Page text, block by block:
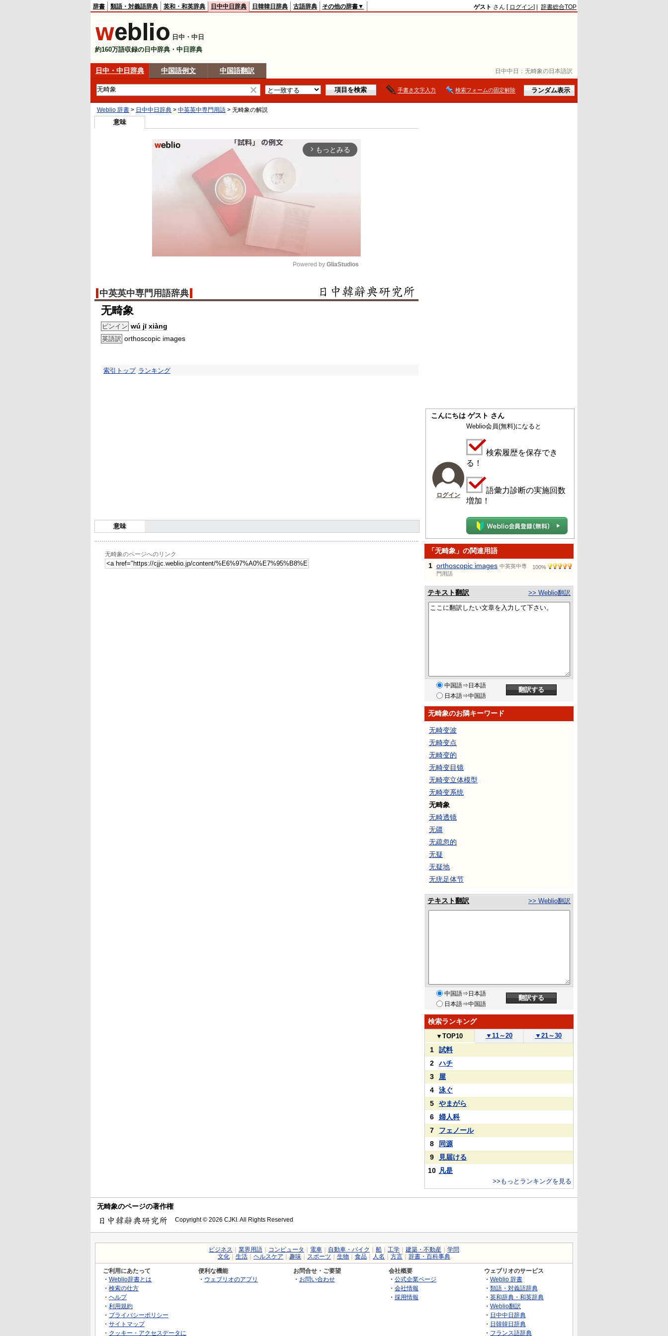
日中中日： 无畸象の日本語訳
辞書 類語・対義語辞典 英和・和英辞典 日中中日辞典 日韓韓日辞典 古語辞典 その他の辞書▼ ゲスト さん [ ログイン] | 辞書総合TOP
日中・中日
約160万語収録の日中辞典・中日辞典
日中・中日辞典 中国語例文 中国語翻訳
手書き文字入力 検索フォームの固定解除
Weblio 辞書 > 日中中日辞典 > 中英英中専門用語 > 无畸象の解説
意味
arrow_forward_ios もっとみる
Mute
Powered by GliaStudios
中英英中専門用語辞典
无畸象
ピンイン wú jī xiàng
英語訳 orthoscopic images
索引トップ ランキング
意味
无畸象のページへのリンク
こんにちは ゲスト さん
ログイン
Weblio会員(無料)になると
検索履歴を保存でき
る！
語彙力診断の実施回数
増加！
「无畸象」の関連用語
1 orthoscopic images 中英英中専
門用語
100%
テキスト翻訳 >> Weblio翻訳
中国語⇒日本語
日本語⇒中国語
无畸象のお隣キーワード
无畸变波
无畸变点
无畸变的
无畸变目镜
无畸变立体模型
无畸变系统
无畸象
无畸透镜
无疆
无疏忽的
无疑
无疑地
无疣足体节
テキスト翻訳 >> Weblio翻訳
中国語⇒日本語
日本語⇒中国語
検索ランキング
▼ TOP10 ▼ 11～20 ▼ 21～30
1
試料
2
ハチ
3
屋
4
泳ぐ
5
やまがら
6
婦人科
7
フェノール
8
同源
9
見届ける
10 凡是
>>もっとランキングを見る
无畸象のページの著作権
Copyright © 2026 CJKI. All Rights Reserved
ビジネス 業界用語 コンピュータ 電車 自動車・バイク 船 工学 建築・不動産
学問
文化
生活 ヘルスケア 趣味 スポーツ 生物 食品 人名 方言 辞書・百科事典
ご利用にあたって
・ Weblio辞書とは
・ 検索の仕方
・ ヘルプ
・ 利用規約
・ プライバシーポリシー
・ サイトマップ
・ クッキー・アクセスデータに
便利な機能
・ ウェブリオのアプリ
お問合せ・ご要望
・ お問い合わせ
会社概要
・ 公式企業ページ
・ 会社情報
・ 採用情報
ウェブリオのサービス
・ Weblio 辞書
・ 類語・対義語辞典
・ 英和辞典・和英辞典
・ Weblio翻訳
・ 日中中日辞典
・ 日韓韓日辞典
・ フランス語辞典